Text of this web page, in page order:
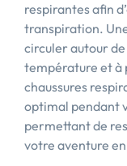
respirantes afin
transpiration.
circuler autour
température et à
chaussures
optimal pendant
permettant de
votre aventure